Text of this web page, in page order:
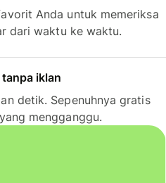
Anda untuk memeriksa
dari waktu ke waktu.
iklan
detik. Sepenuhnya gratis
mengganggu.